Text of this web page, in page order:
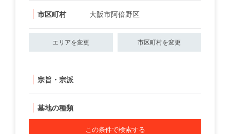
市区町村 大阪市阿倍野区
エリアを変更 市区町村を変更
宗旨・宗派
墓地の種類
この条件で検索する